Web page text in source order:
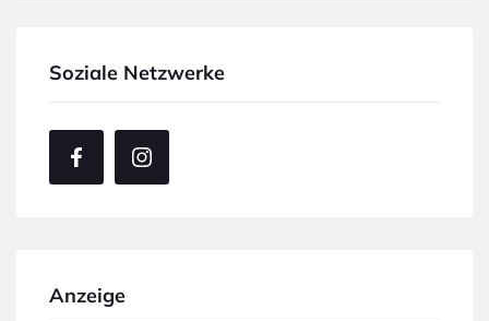
Soziale Netzwerke
Anzeige